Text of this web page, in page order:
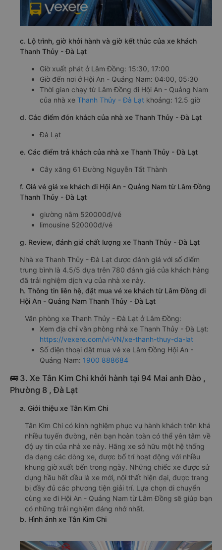
c. Lộ trình, giờ khởi hành và giờ kết thúc của xe khách
Thanh Thủy - Đà Lạt
Giờ xuất phát ở Lâm Đồng: 15:30, 17:00
Giờ đến nơi ở Hội An - Quảng Nam: 04:00, 05:30
Thời gian chạy từ Lâm Đồng đi Hội An - Quảng Nam
của nhà xe Thanh Thủy - Đà Lạt khoảng: 12.5 giờ
d. Các điểm đón khách của nhà xe Thanh Thủy - Đà Lạt
Đà Lạt
e. Các điểm trả khách của nhà xe Thanh Thủy - Đà Lạt
Cây xăng 61 Đường Nguyễn Tất Thành
f. Giá vé giá xe khách đi Hội An - Quảng Nam từ Lâm Đồng
Thanh Thủy - Đà Lạt
giường nằm 520000đ/vé
limousine 520000đ/vé
g. Review, đánh giá chất lượng xe Thanh Thủy - Đà Lạt
Nhà xe Thanh Thủy - Đà Lạt được đánh giá với số điểm
trung bình là 4.5/5 dựa trên 780 đánh giá của khách hàng
đã trải nghiệm dịch vụ của nhà xe này.
h. Thông tin liên hệ, đặt mua vé xe khách từ Lâm Đồng đi
Hội An - Quảng Nam Thanh Thủy - Đà Lạt
Văn phòng xe Thanh Thủy - Đà Lạt ở Lâm Đồng:
Xem địa chỉ văn phòng nhà xe Thanh Thủy - Đà Lạt:
https://vexere.com/vi-VN/xe-thanh-thuy-da-lat
Số điện thoại đặt mua vé xe Lâm Đồng Hội An -
Quảng Nam: 1900 888684
🚌 3. Xe Tân Kim Chi khởi hành tại 94 Mai anh Đào ,
Phường 8 , Đà Lạt
a. Giới thiệu xe Tân Kim Chi
Tân Kim Chi có kinh nghiệm phục vụ hành khách trên khá
nhiều tuyến đường, nên bạn hoàn toàn có thể yên tâm về
độ uy tín của nhà xe này. Hãng xe sở hữu một hệ thống
đa dạng các dòng xe, được bố trí hoạt động với nhiều
khung giờ xuất bến trong ngày. Những chiếc xe được sử
dụng hầu hết đều là xe mới, nội thất hiện đại, được trang
bị đầy đủ các phương tiện giải trí. Lựa chọn di chuyển
cùng xe đi Hội An - Quảng Nam từ Lâm Đồng sẽ giúp bạn
có những trải nghiệm đáng nhớ nhất.
b. Hình ảnh xe Tân Kim Chi